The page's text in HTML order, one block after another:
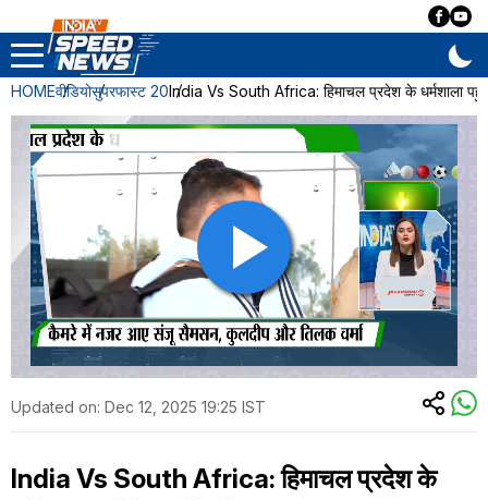
HOMEवीडियोसुपरफास्ट 20India Vs South Africa: हिमाचल प्रदेश के धर्मशाला
Updated on: Dec 12, 2025 19:25 IST
India Vs South Africa: हिमाचल प्रदेश के